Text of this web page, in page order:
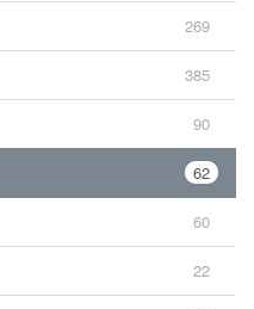
269
385
90
62
60
22